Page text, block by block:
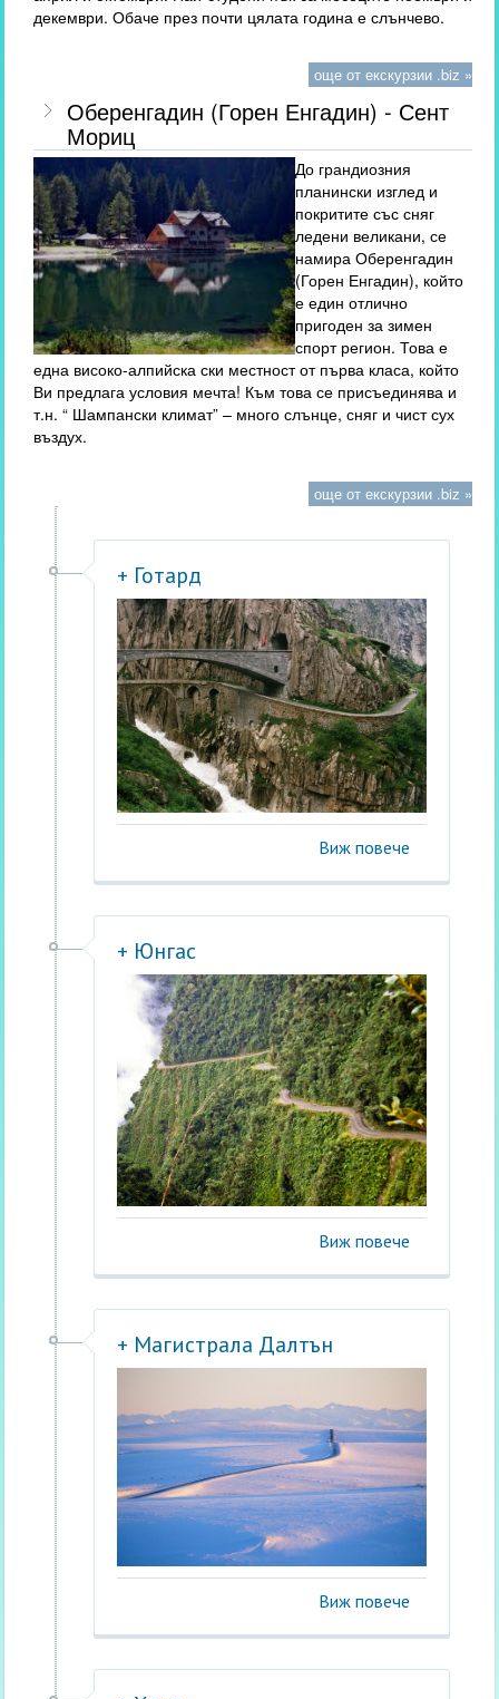
декември. Обаче през почти цялата година е слънчево.
още от екскурзии .biz »
Оберенгадин (Горен Енгадин) - Сент
Мориц
До грандиозния
планински изглед и
покритите със сняг
ледени великани, се
намира Оберенгадин
(Горен Енгадин), който
е един отлично
пригоден за зимен
спорт регион. Това е
една високо-алпийска ски местност от първа класа, който
Ви предлага условия мечта! Към това се присъединява и
т.н. “ Шампански климат” – много слънце, сняг и чист сух
въздух.
още от екскурзии .biz »
+ Готард
Виж повече
+ Юнгас
Виж повече
+ Магистрала Далтън
Виж повече